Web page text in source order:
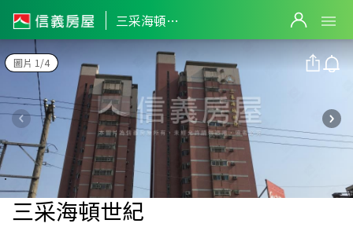
三采海頓世紀
圖片 1/4
三采海頓世紀